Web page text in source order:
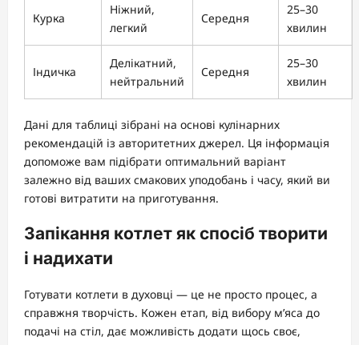
Курка
Ніжний,
легкий
Середня
25–30
хвилин
Індичка
Делікатний,
нейтральний
Середня
25–30
хвилин
Дані для таблиці зібрані на основі кулінарних
рекомендацій із авторитетних джерел. Ця інформація
допоможе вам підібрати оптимальний варіант
залежно від ваших смакових уподобань і часу, який ви
готові витратити на приготування.
Запікання котлет як спосіб творити
і надихати
Готувати котлети в духовці — це не просто процес, а
справжня творчість. Кожен етап, від вибору м’яса до
подачі на стіл, дає можливість додати щось своє,